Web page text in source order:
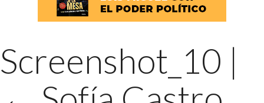
Screenshot_10 |